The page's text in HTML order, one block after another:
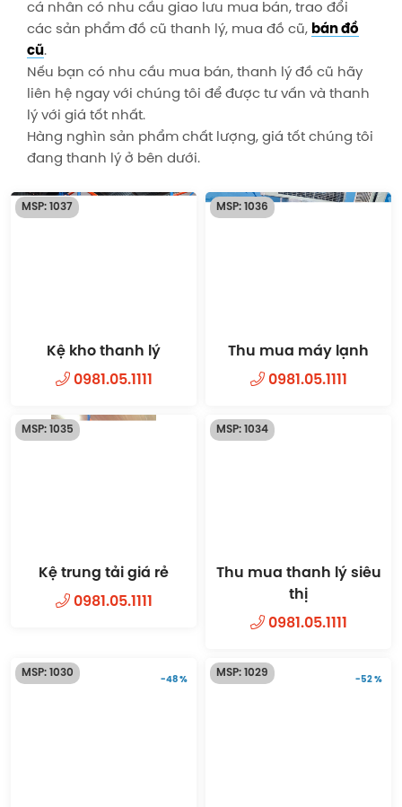
cá nhân có nhu cầu giao lưu mua bán, trao đổi
các sản phẩm đồ cũ thanh lý, mua đồ cũ, bán đồ
cũ.
Nếu bạn có nhu cầu mua bán, thanh lý đồ cũ hãy
liên hệ ngay với chúng tôi để được tư vấn và thanh
lý với giá tốt nhất.
Hàng nghìn sản phẩm chất lượng, giá tốt chúng tôi
đang thanh lý ở bên dưới.
MSP: 1037
Kệ kho thanh lý
0981.05.1111
MSP: 1036
Thu mua máy lạnh
0981.05.1111
MSP: 1035
Kệ trung tải giá rẻ
0981.05.1111
MSP: 1034
Thu mua thanh lý siêu
thị
0981.05.1111
MSP: 1030
-48 %
MSP: 1029
-52 %